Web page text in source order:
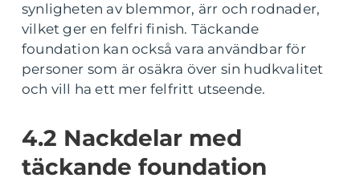
synligheten av blemmor, ärr och rodnader,
vilket ger en felfri finish. Täckande
foundation kan också vara användbar för
personer som är osäkra över sin hudkvalitet
och vill ha ett mer felfritt utseende.
4.2 Nackdelar med
täckande foundation